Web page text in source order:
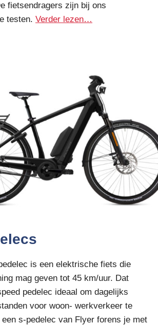
fietsendragers zijn bij ons
testen. Verder lezen…
is een elektrische fiets die
mag geven tot 45 km/uur. Dat
pedelec ideaal om dagelijks
voor woon- werkverkeer te
s-pedelec van Flyer forens je met